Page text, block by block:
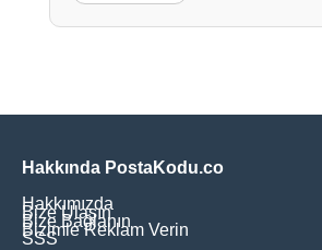
Hakkında PostaKodu.co
Hakkımızda
Bize Ulaşın
Bize Bağlanın
Bizimle Reklam Verin
SSS